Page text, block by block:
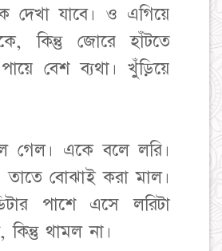
দেখা যাবে। ও এগিয়ে
কিন্তু জোরে হাঁটতে
বেশ ব্যথা। খুঁড়িয়ে
গেল। একে বলে লরি।
বোঝাই করা মাল।
পাশে এসে লরিটা
থামল না।